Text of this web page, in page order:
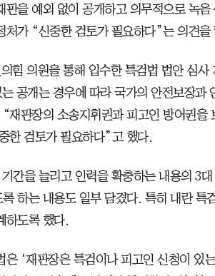
판을 예외 없이 공개하고 의무적으로 녹
처가 “신중한 검토가 필요하다”는 의견을
힘 의원을 통해 입수한 특검법 법안 심사
공개는 경우에 따라 국가의 안전보장과
재판장의 소송지휘권과 피고인 방어권을
한 검토가 필요하다”고 했다.
간을 늘리고 인력을 확충하는 내용의 3
하는 내용도 일부 담겼다. 특히 내란 특
하도록 했다.
은 ‘재판장은 특검이나 피고인 신청이 있